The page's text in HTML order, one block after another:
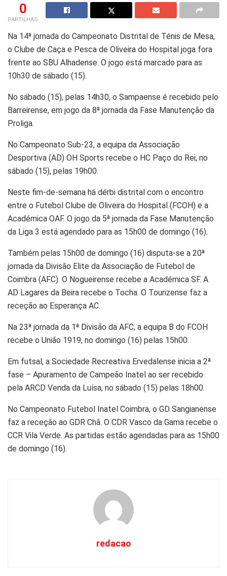
0
PARTILHAS
Na 14ª jornada do Campeonato Distrital de Ténis de Mesa,
o Clube de Caça e Pesca de Oliveira do Hospital joga fora
frente ao SBU Alhadense. O jogo está marcado para as
10h30 de sábado (15).
No sábado (15), pelas 14h30, o Sampaense é recebido pelo
Barreirense, em jogo da 8ª jornada da Fase Manutenção da
Proliga.
No Campeonato Sub-23, a equipa da Associação
Desportiva (AD) OH Sports recebe o HC Paço do Rei, no
sábado (15), pelas 19h00.
Neste fim-de-semana há dérbi distrital com o encontro
entre o Futebol Clube de Oliveira do Hospital (FCOH) e a
Académica OAF. O jogo da 5ª jornada da Fase Manutenção
da Liga 3 está agendado para as 15h00 de domingo (16).
Também pelas 15h00 de domingo (16) disputa-se a 20ª
jornada da Divisão Elite da Associação de Futebol de
Coimbra (AFC). O Nogueirense recebe a Académica SF. A
AD Lagares da Beira recebe o Tocha. O Tourizense faz a
receção ao Esperança AC.
Na 23ª jornada da 1ª Divisão da AFC, a equipa B do FCOH
recebe o União 1919, no domingo (16) pelas 15h00.
Em futsal, a Sociedade Recreativa Ervedalense inicia a 2ª
fase – Apuramento de Campeão Inatel ao ser recebido
pela ARCD Venda da Luísa, no sábado (15) pelas 18h00.
No Campeonato Futebol Inatel Coimbra, o GD Sangianense
faz a receção ao GDR Chã. O CDR Vasco da Gama recebe o
CCR Vila Verde. As partidas estão agendadas para as 15h00
de domingo (16).
redacao